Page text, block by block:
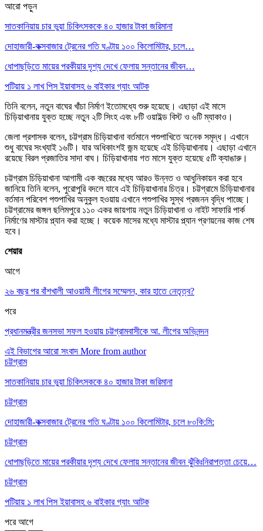
আরো পড়ুন
সাতকানিয়ায় চার ভুয়া চিকিৎসককে ৪০ হাজার টাকা জরিমানা
দোহাজারী-কক্সবাজার ট্রেনের গতি ঘণ্টায় ১০০ কিলোমিটার, চলে…
ধোপাছড়িতে মায়ের পরকীয়ার দৃশ্য দেখে ফেলায় সন্তানের জীবন…
পটিয়ায় ১ লাখ পিস ইয়াবাসহ ৬ বাইকার গ্যাং আটক
তিনি বলেন, নতুন বাঘের খাঁচা নির্মাণ ইতোমধ্যে শুরু হয়েছে। এছাড়া এই মাসে
চিড়িয়াখানায় যুক্ত হচ্ছে নতুন ২টি সিংহ এবং ৮টি ওয়াইল্ড বিস্ট ও ৬টি ম্যাকাও।
জেলা প্রশাসক বলেন, চট্টগ্রাম চিড়িয়াখানা বর্তমানে পশুপাখিতে অনেক সমৃদ্ধ। এখানে
শুধু বাঘের সংখ্যাই ১৬টি। যার অধিকাংশই জন্ম হয়েছে এই চিড়িয়াখানায়। এছাড়া এখানে
রয়েছে বিরল প্রজাতির সাদা বাঘ। চিড়িয়াখানায় গত মাসে যুক্ত হয়েছে ৫টি ক্যাঙারু।
চট্টগ্রাম চিড়িয়াখানা আগামী এক বছরের মধ্যে আরও উন্নত ও আধুনিকায়ন করা হবে
জানিয়ে তিনি বলেন, পুরোপুরি বদলে যাবে এই চিড়িয়াখানার চিত্র। চট্টগ্রামে চিড়িয়াখানার
বর্তমান পরিবেশ পশুপাখির অনুকুল হওয়ায় এখানে পশুপাখির সুস্থ প্রজনন বৃদ্ধি পাচ্ছে।
চট্টগ্রামের জঙ্গল ছলিমপুরে ১১০ একর জায়গায় নতুন চিড়িয়াখানা ও নাইট সাফারি পার্ক
নির্মাণের মাস্টার প্ল্যান করা হচ্ছে। কয়েক মাসের মধ্যে মাস্টার প্ল্যান প্রণয়নের কাজ শেষ
হবে।
শেয়ার
আগে
২৬ বছর পর বাঁশখালী আওয়ামী লীগের সম্মেলন, কার হাতে নেতৃত্ব?
পরে
প্রধানমন্ত্রীর জনসভা সফল হওয়ায় চট্টগ্রামবাসীকে আ. লীগের অভিনন্দন
এই বিভাগের আরো সংবাদ More from author
চট্টগ্রাম
সাতকানিয়ায় চার ভুয়া চিকিৎসককে ৪০ হাজার টাকা জরিমানা
চট্টগ্রাম
দোহাজারী-কক্সবাজার ট্রেনের গতি ঘণ্টায় ১০০ কিলোমিটার, চলে ৮০কি:মি:
চট্টগ্রাম
ধোপাছড়িতে মায়ের পরকীয়ার দৃশ্য দেখে ফেলায় সন্তানের জীবন ঝুঁকিঃনিরাপত্তা চেয়ে…
চট্টগ্রাম
পটিয়ায় ১ লাখ পিস ইয়াবাসহ ৬ বাইকার গ্যাং আটক
পরেআগে